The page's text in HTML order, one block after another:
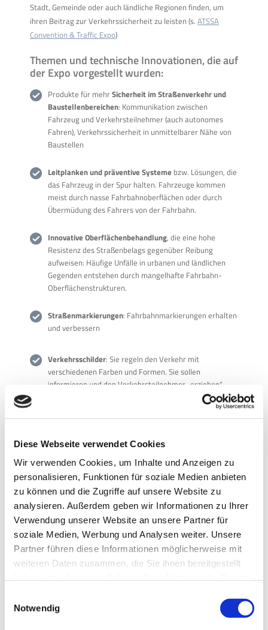
Diese Webseite verwendet Cookies
Wir verwenden Cookies, um Inhalte und Anzeigen zu
personalisieren, Funktionen für soziale Medien anbieten
zu können und die Zugriffe auf unsere Website zu
analysieren. Außerdem geben wir Informationen zu Ihrer
Verwendung unserer Website an unsere Partner für
soziale Medien, Werbung und Analysen weiter. Unsere
Partner führen diese Informationen möglicherweise mit
weiteren Daten zusammen, die Sie ihnen bereitgestellt
Notwendig
Stadt, Gemeinde oder auch ländliche Regionen finden, um
ihren Beitrag zur Verkehrssicherheit zu leisten (s. ATSSA
Convention & Traffic Expo)
Themen und technische Innovationen, die auf
der Expo vorgestellt wurden:
Produkte für mehrSicherheit im Straßenverkehr und
Baustellenbereichen: Kommunikation zwischen
Fahrzeug und Verkehrsteilnehmer (auch autonomes
Fahren), Verkehrssicherheit in unmittelbarer Nähe von
Baustellen
Leitplanken und präventive Systeme bzw. Lösungen, die
das Fahrzeug in der Spur halten. Fahrzeuge kommen
meist durch nasse Fahrbahnoberflächen oder durch
Übermüdung des Fahrers von der Fahrbahn.
Innovative Oberflächenbehandlung, die eine hohe
Resistenz des Straßenbelags gegenüber Reibung
aufweisen: Häufige Unfälle in urbanen und ländlichen
Gegenden entstehen durch mangelhafte Fahrbahn-
Oberflächenstrukturen.
Straßenmarkierungen: Fahrbahnmarkierungen erhalten
und verbessern
Verkehrsschilder: Sie regeln den Verkehr mit
verschiedenen Farben und Formen. Sie sollen
informieren und den Verkehrsteilnehmer „erziehen“.
, bei der es
um Unfallrisiken an Baustellen oder Autobahnstaus zu
verringern.
Mehr dazu unterTech & Innovationder ATSSA.
via traffic controlling war ebenfalls auf der ATSSA-Messe als
Aussteller zu Besuch und präsentierte sein radarbasiertes
Verkehrsinformationssystem der viasis-Baureihe (LED-
Geschwindigkeitsanzeige), das Verkehrszählgerät der Reihe
viacount sowie den viafalcon-Radardetektor.
insbesondere an Schulen, Kitas oder Kliniken, zum Einsatz.
Dort, wo die Fußüberwege von Kindern oder Schülern